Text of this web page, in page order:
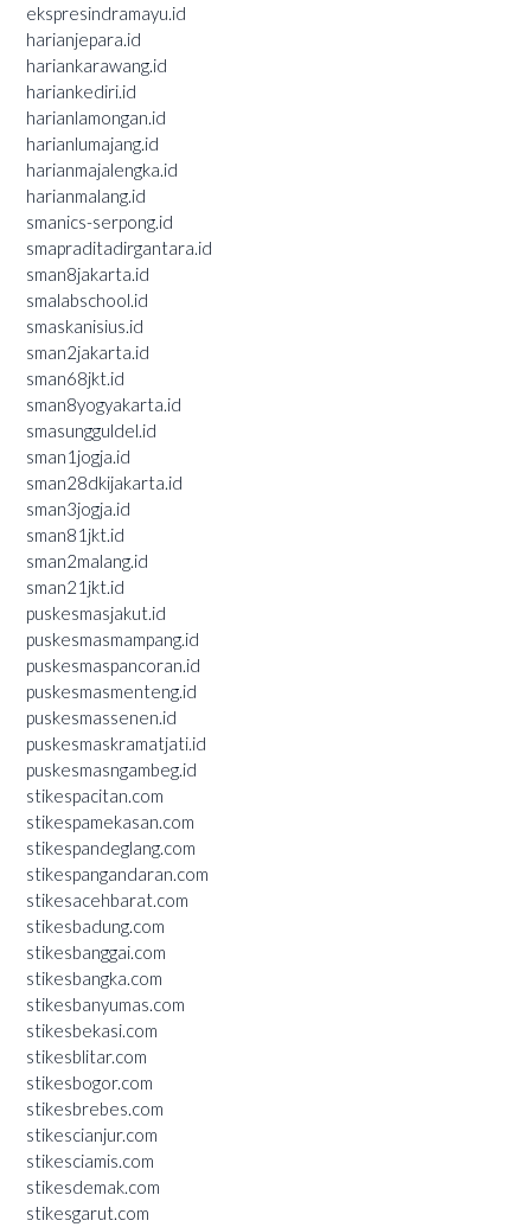
ekspresindramayu.id
harianjepara.id
hariankarawang.id
hariankediri.id
harianlamongan.id
harianlumajang.id
harianmajalengka.id
harianmalang.id
smanics-serpong.id
smapraditadirgantara.id
sman8jakarta.id
smalabschool.id
smaskanisius.id
sman2jakarta.id
sman68jkt.id
sman8yogyakarta.id
smasungguldel.id
sman1jogja.id
sman28dkijakarta.id
sman3jogja.id
sman81jkt.id
sman2malang.id
sman21jkt.id
puskesmasjakut.id
puskesmasmampang.id
puskesmaspancoran.id
puskesmasmenteng.id
puskesmassenen.id
puskesmaskramatjati.id
puskesmasngambeg.id
stikespacitan.com
stikespamekasan.com
stikespandeglang.com
stikespangandaran.com
stikesacehbarat.com
stikesbadung.com
stikesbanggai.com
stikesbangka.com
stikesbanyumas.com
stikesbekasi.com
stikesblitar.com
stikesbogor.com
stikesbrebes.com
stikescianjur.com
stikesciamis.com
stikesdemak.com
stikesgarut.com